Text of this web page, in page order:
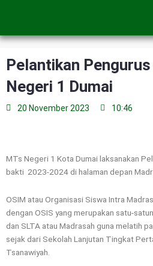
Pelantikan
Negeri 1 Dumai
20 November 2023 10:46
MTs Negeri 1 Kota Dumai laksanakan
bakti 2023-2024 di halaman depan
OSIM atau Organisasi Siswa Intra
dengan OSIS yang merupakan satu-
dan SLTA atau Madrasah guna melatih
sejak dari Sekolah Lanjutan Tingkat
Tsanawiyah.